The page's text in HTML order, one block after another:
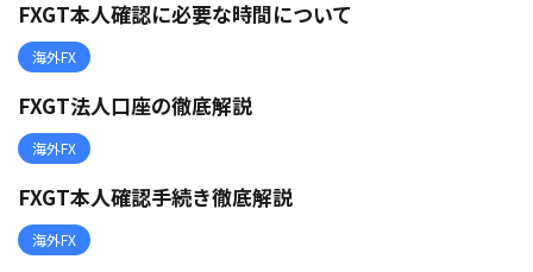
FXGT本人確認に必要な時間について
海外FX
FXGT法人口座の徹底解説
海外FX
FXGT本人確認手続き徹底解説
海外FX